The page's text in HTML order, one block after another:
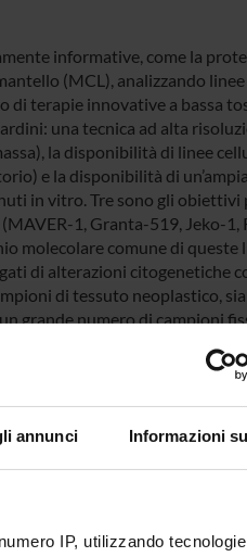
annunci Informazioni
IP, utilizzando
informative, come la
(MCL), analizzando
terapie innovative a bassa
una tecnica ad alta
la disponibilità di linee
e la disponibilità di
in vitro. Tre sono gli
1, Granta-519, Jeko-1,
molecolare comune di
di alterazioni citogenetiche
di tessuto neoplastico,
grande numero di campioni
la sensibilità di queste
d'Ateneo per la